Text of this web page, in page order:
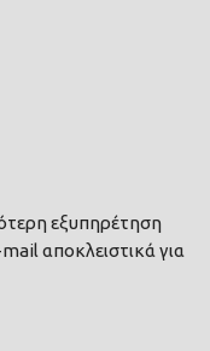
εξυπηρέτηση
αποκλειστικά για